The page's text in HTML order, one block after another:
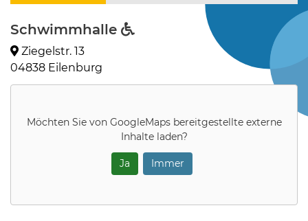
Schwimmhalle
Ziegelstr. 13
04838 Eilenburg
Möchten Sie von GoogleMapsbereitgestellte externe
Inhalte laden?
Ja Immer